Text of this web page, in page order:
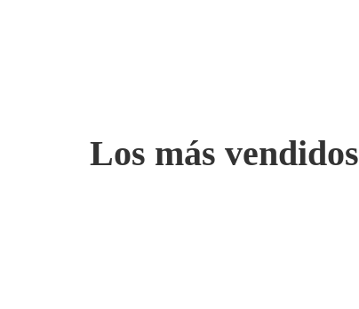
Los más vendidos